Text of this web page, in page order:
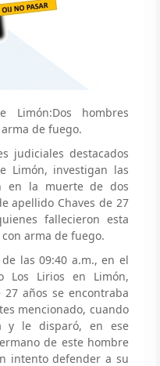
Limón:Dos hombres
de fuego.
judiciales destacados
Limón, investigan las
en la muerte de dos
apellido Chaves de 27
fallecieron esta
arma de fuego.
las 09:40 a.m., en el
Los Lirios en Limón,
años se encontraba
mencionado, cuando
y le disparó, en ese
de este hombre
intento defender a su